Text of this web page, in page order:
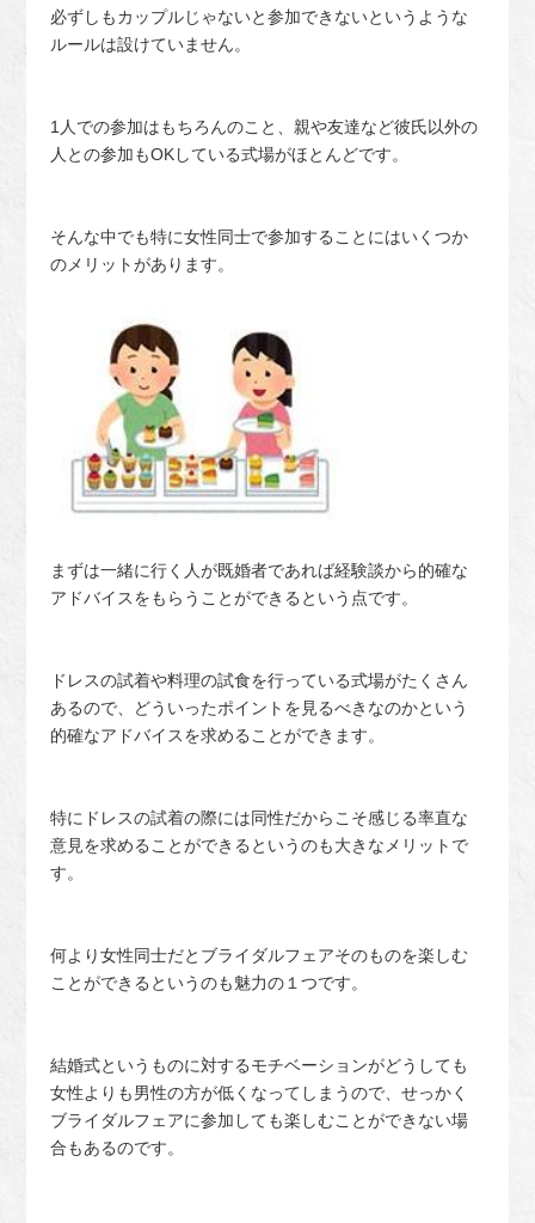
必ずしもカップルじゃないと参加できないというような
ルールは設けていません。
1人での参加はもちろんのこと、親や友達など彼氏以外の
人との参加もOKしている式場がほとんどです。
そんな中でも特に女性同士で参加することにはいくつか
のメリットがあります。
まずは一緒に行く人が既婚者であれば経験談から的確な
アドバイスをもらうことができるという点です。
ドレスの試着や料理の試食を行っている式場がたくさん
あるので、どういったポイントを見るべきなのかという
的確なアドバイスを求めることができます。
特にドレスの試着の際には同性だからこそ感じる率直な
意見を求めることができるというのも大きなメリットで
す。
何より女性同士だとブライダルフェアそのものを楽しむ
ことができるというのも魅力の１つです。
結婚式というものに対するモチベーションがどうしても
女性よりも男性の方が低くなってしまうので、せっかく
ブライダルフェアに参加しても楽しむことができない場
合もあるのです。